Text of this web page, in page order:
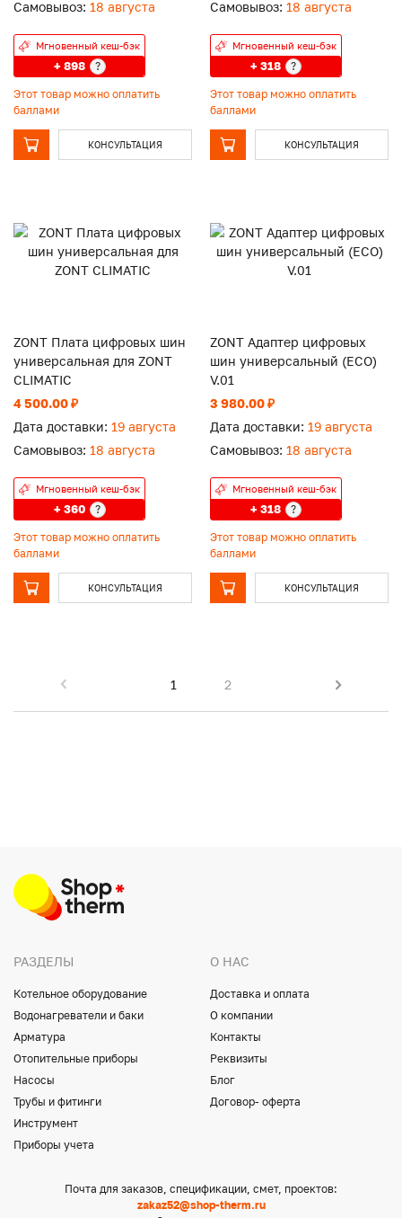
Самовывоз: 18 августа
Мгновенный кеш-бэк
+ 898 ?
Этот товар можно оплатить
баллами
КОНСУЛЬТАЦИЯ
Самовывоз: 18 августа
Мгновенный кеш-бэк
+ 318 ?
Этот товар можно оплатить
баллами
КОНСУЛЬТАЦИЯ
ZONT Плата цифровых шин
универсальная для ZONT
CLIMATIC
4 500.00 ₽
Дата доставки: 19 августа
Самовывоз: 18 августа
Мгновенный кеш-бэк
+ 360 ?
Этот товар можно оплатить
баллами
КОНСУЛЬТАЦИЯ
ZONT Адаптер цифровых
шин универсальный (ECO)
V.01
3 980.00 ₽
Дата доставки: 19 августа
Самовывоз: 18 августа
Мгновенный кеш-бэк
+ 318 ?
Этот товар можно оплатить
баллами
КОНСУЛЬТАЦИЯ
1 2
РАЗДЕЛЫ
Котельное оборудование
Водонагреватели и баки
Арматура
Отопительные приборы
Насосы
Трубы и фитинги
Инструмент
Приборы учета
О НАС
Доставка и оплата
О компании
Контакты
Реквизиты
Блог
Договор- оферта
Почта для заказов, спецификации, смет, проектов:
zakaz52@shop-therm.ru